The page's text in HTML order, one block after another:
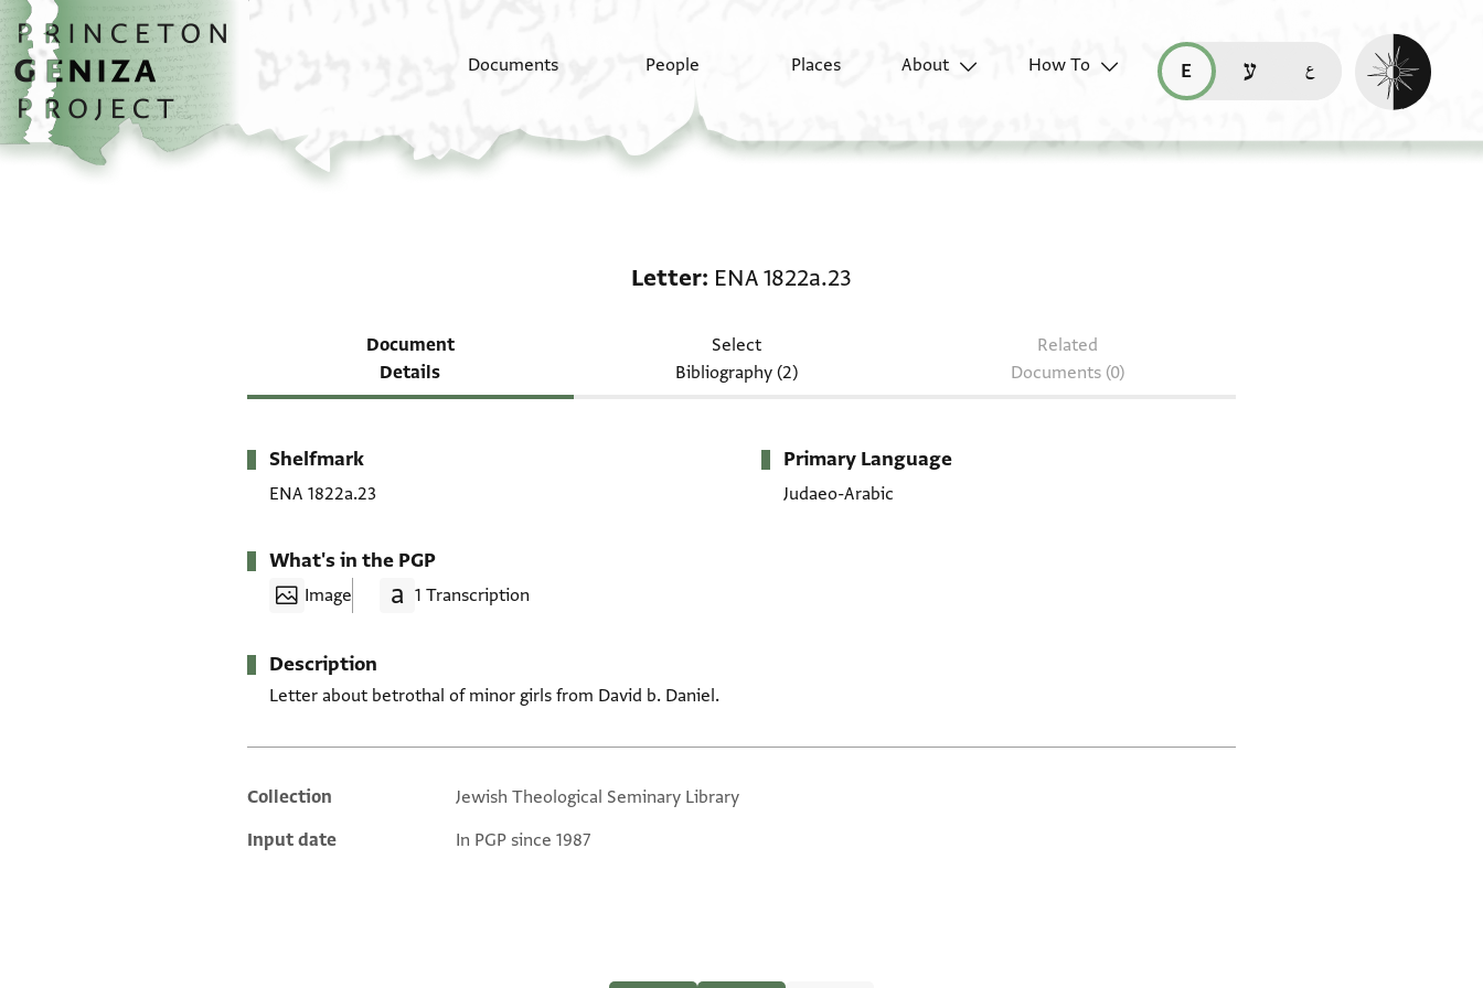
Skip to main content
home
Documents People Places About
How To
read this page in English (en)
קריאת העמוד ב-עברית (he)
Enable dark
Letter ENA 1822a.23
Document
Details
Select
Bibliography (2)
Related
Documents (0)
Metadata
Shelfmark
ENA 1822a.23
Primary Language
Judaeo-Arabic
What's in the PGP
Image 1 Transcription
Description
Letter about betrothal of minor girls from David b. Daniel.
Additional metadata
Collection
Jewish Theological Seminary Library
Input date
In PGP since 1987